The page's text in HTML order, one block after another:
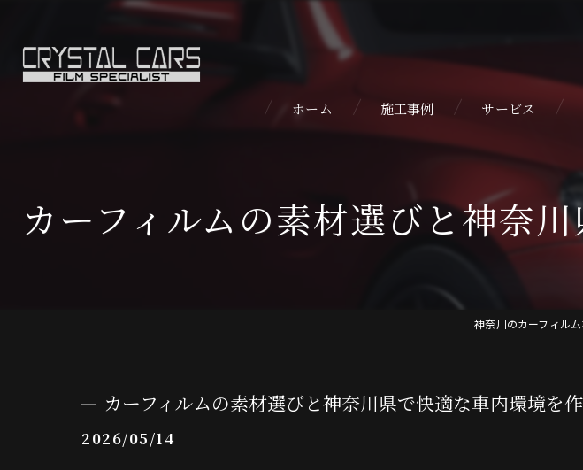
ホーム 施工事例 サービス
カーフィルムの素材選びと神奈
神奈川のカーフィル
カーフィルムの素材選びと神奈川県で快適な車内環境を
2026/05/14